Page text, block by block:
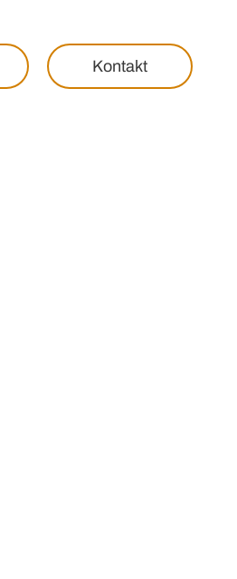
Kontakt